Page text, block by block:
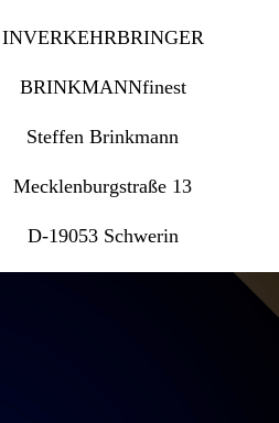
INVERKEHRBRINGER
BRINKMANNfinest
Steffen Brinkmann
Mecklenburgstraße 13
D-19053 Schwerin